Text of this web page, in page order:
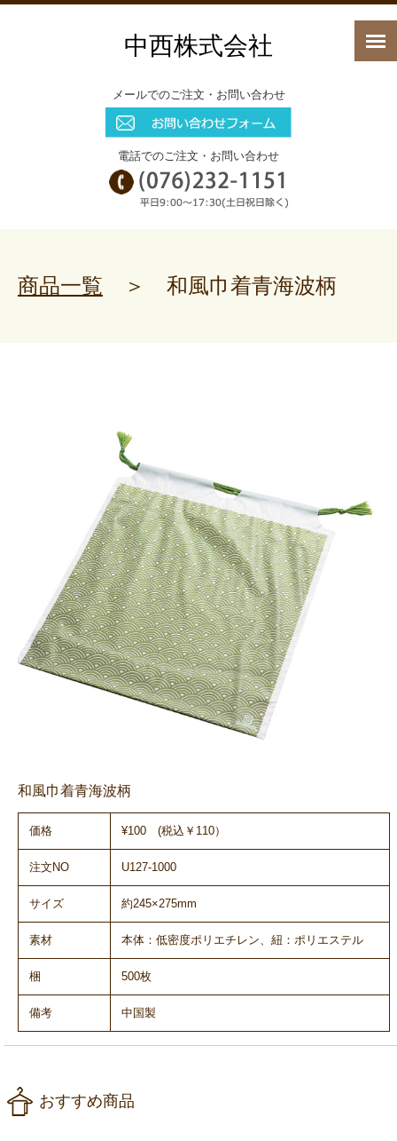
中西株式会社
メールでのご注文・お問い合わせ
電話でのご注文・お問い合わせ
商品一覧 ＞ 和風巾着青海波柄
和風巾着青海波柄
価格 ¥100 (税込￥110）
注文NO U127-1000
サイズ 約245×275mm
素材 本体：低密度ポリエチレン、紐：ポリエステル
梱 500枚
備考 中国製
おすすめ商品